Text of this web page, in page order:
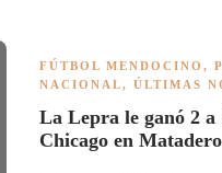
FÚTBOL MENDOCINO ,
NACIONAL, ÚLTIMAS
La Lepra le ganó 2 a
Chicago en